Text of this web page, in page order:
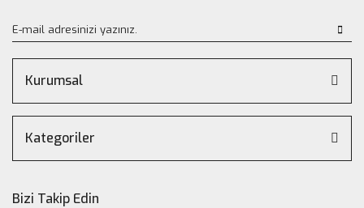
Kurumsal
Kategoriler
Bizi Takip Edin